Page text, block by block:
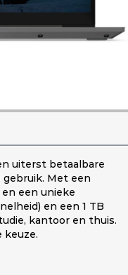
uiterst betaalbare
gebruik. Met een
een unieke
en een 1 TB
kantoor en thuis.